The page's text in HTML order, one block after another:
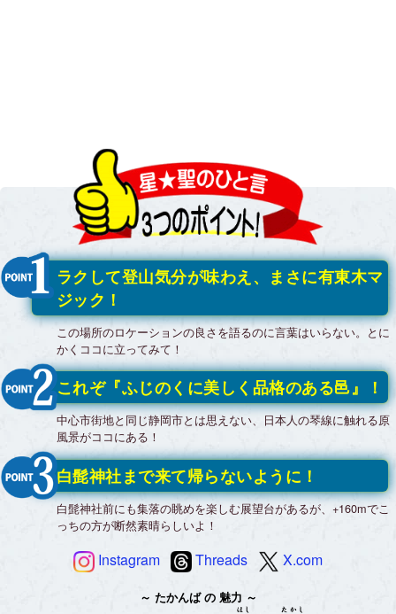
ラクして登山気分が味わえ、まさに有東木マ
ジック！
この場所のロケーションの良さを語るのに言葉はいらない。とに
かくココに立ってみて！
これぞ『ふじのくに美しく品格のある邑』！
中心市街地と同じ静岡市とは思えない、日本人の琴線に触れる原
風景がココにある！
白髭神社まで来て帰らないように！
白髭神社前にも集落の眺めを楽しむ展望台があるが、+160mでこ
っちの方が断然素晴らしいよ！
Instagram Threads X.com
たかんばの 魅力